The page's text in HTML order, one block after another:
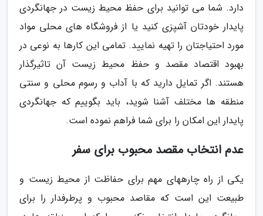
دارد. شما می توانید برای حفظ محیط زیست در جهانگردی
پایدار خودتان آشپزی کنید یا از فروشگاه های محلی مواد
مورد احتیاجتان را تهیه نمایید. تمامی این کارها به نوعی در
بهبود اقتصاد مقصد و حفظ محیط زیست آن تاثیرگذار
هستند. اگر تمایل دارید که با آداب و رسوم محلی و سنتی
منطقه ها مختلف آشنا شوید، باید بگوییم که جهانگردی
پایدار این امکان را برای شما فراهم نموده است.
عدم انتخاب مقصد محبوب برای سفر
یکی از راه چارههای مهم برای حفاظت از محیط زیست و
طبیعت این است که مقاصد محبوب و پرطرفدار را برای